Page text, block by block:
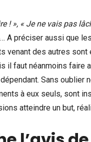
! », « Je ne vais pas
… A préciser aussi que les
venant des autres sont
il faut néanmoins faire
Sans oublier
à eux seuls, sont
atteindre un but,